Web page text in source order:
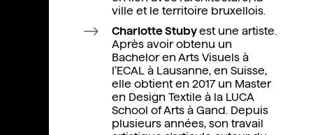
ville et le territoire bruxellois.
Charlotte Stubyest une artiste.
Après avoir obtenu un
Bachelor en Arts Visuels à
l’ECAL à Lausanne, en Suisse,
elle obtient en 2017 un Master
en Design Textile à la LUCA
School of Arts à Gand. Depuis
plusieurs années, son travail